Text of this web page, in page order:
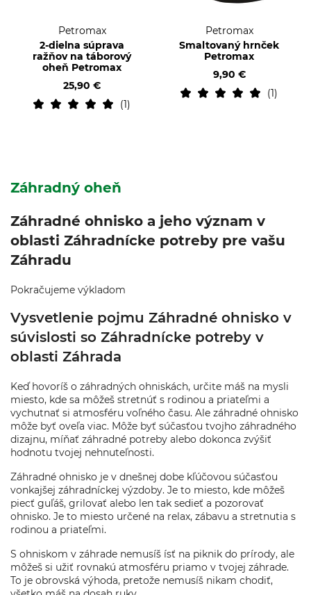
Petromax
2-dielna súprava
ražňov na táborový
oheň Petromax
25,90 €
1
Petromax
Smaltovaný hrnček
Petromax
9,90 €
1
Záhradný oheň
Záhradné ohnisko a jeho význam v
oblasti Záhradnícke potreby pre vašu
Záhradu
Pokračujeme výkladom
Vysvetlenie pojmu Záhradné ohnisko v
súvislosti so Záhradnícke potreby v
oblasti Záhrada
Keď hovoríš o záhradných ohniskách, určite máš na mysli
miesto, kde sa môžeš stretnúť s rodinou a priateľmi a
vychutnať si atmosféru voľného času. Ale záhradné ohnisko
môže byť oveľa viac. Môže byť súčasťou tvojho záhradného
dizajnu, míňať záhradné potreby alebo dokonca zvýšiť
hodnotu tvojej nehnuteľnosti.
Záhradné ohnisko je v dnešnej dobe kľúčovou súčasťou
vonkajšej záhradníckej výzdoby. Je to miesto, kde môžeš
piecť guľáš, grilovať alebo len tak sedieť a pozorovať
ohnisko. Je to miesto určené na relax, zábavu a stretnutia s
rodinou a priateľmi.
S ohniskom v záhrade nemusíš ísť na piknik do prírody, ale
môžeš si užiť rovnakú atmosféru priamo v tvojej záhrade.
To je obrovská výhoda, pretože nemusíš nikam chodiť,